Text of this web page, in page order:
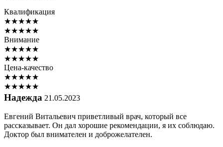
Квалификация
★★★★★
★★★★★
Внимание
★★★★★
★★★★★
Цена-качество
★★★★★
★★★★★
Надежда 21.05.2023
Евгений Витальевич приветливый врач, который все
рассказывает. Он дал хорошие рекомендации, я их соблюдаю.
Доктор был внимателен и доброжелателен.